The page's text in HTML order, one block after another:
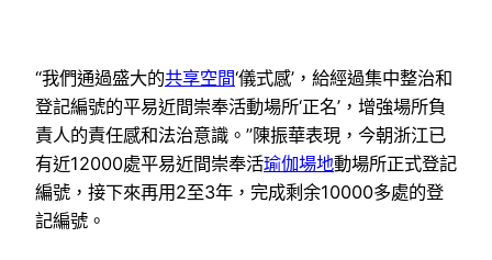
“我們通過盛大的共享空間‘儀式感’，給經過集中整治和
登記編號的平易近間崇奉活動場所‘正名’，增強場所負
責人的責任感和法治意識。”陳振華表現，今朝浙江已
有近12000處平易近間崇奉活瑜伽場地動場所正式登記
編號，接下來再用2至3年，完成剩余10000多處的登
記編號。